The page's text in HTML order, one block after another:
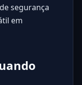
segurança
em